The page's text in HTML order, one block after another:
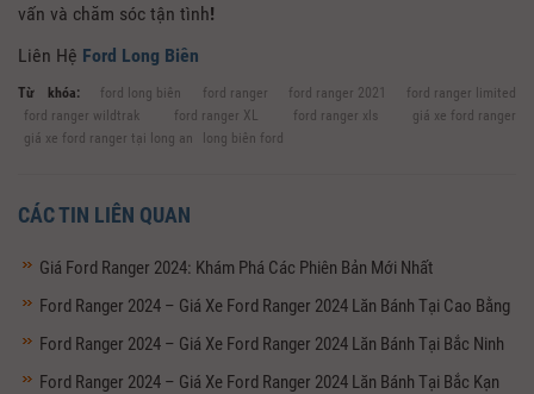
vấn và chăm sóc tận tình!
Liên Hệ Ford Long Biên
Từ khóa: ford long biên ford ranger ford ranger 2021
ford ranger limited
ford ranger wildtrak
ford ranger XL ford ranger xls
giá xe ford ranger
giá xe ford ranger tại long an
long biên ford
CÁC TIN LIÊN QUAN
Giá Ford Ranger 2024: Khám Phá Các Phiên Bản Mới Nhất
Ford Ranger 2024 – Giá Xe Ford Ranger 2024 Lăn Bánh Tại Cao Bằng
Ford Ranger 2024 – Giá Xe Ford Ranger 2024 Lăn Bánh Tại Bắc Ninh
Ford Ranger 2024 – Giá Xe Ford Ranger 2024 Lăn Bánh Tại Bắc Kạn